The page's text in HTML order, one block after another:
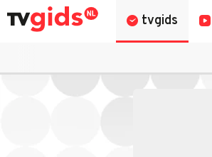
tvgids